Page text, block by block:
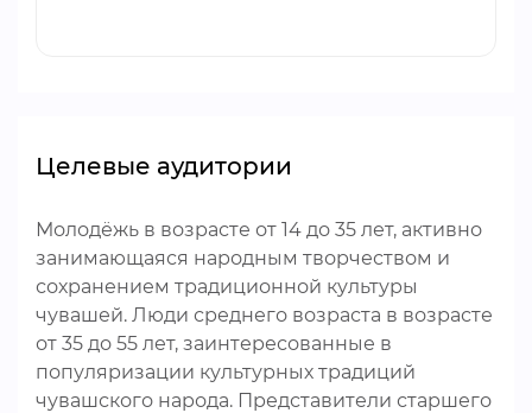
Целевые аудитории
Молодёжь в возрасте от 14 до 35 лет, активно
занимающаяся народным творчеством и
сохранением традиционной культуры
чувашей. Люди среднего возраста в возрасте
от 35 до 55 лет, заинтересованные в
популяризации культурных традиций
чувашского народа. Представители старшего